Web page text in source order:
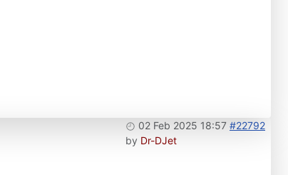
02 Feb 2025 18:57 #22792
by Dr-DJet